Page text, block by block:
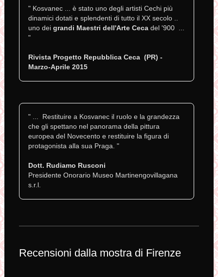
" Kosvanec ... è stato uno degli artisti Cechi più
dinamici dotati e splendenti di tutto il XX secolo ..
uno dei grandi Maestri dell'Arte Cecadel '900 ...
"
Rivista Progetto Repubblica Ceca (PR) -
Marzo-Aprile 2015
" ... Restituire a Kosvanec il ruolo e la grandezza
che gli spettano nel panorama della pittura
europea del Novecento e restituire la figura di
protagonista alla sua Praga. "
Dott. Rudiamo Rusconi
Presidente Onorario Museo Martinengovillagana
s.r.l.
Recensioni dalla mostra di Firenze